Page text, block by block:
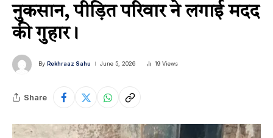
नुकसान, पीड़ित परिवार ने लगाई मदद
की गुहार।
By Rekhraaz Sahu June 5, 2026 19 Views
Share